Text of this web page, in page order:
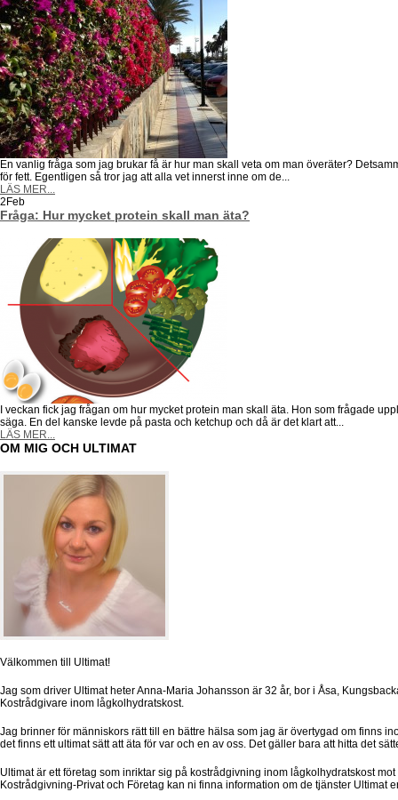
En vanlig fråga som jag brukar få är hur man skall veta om man överäter?
för fett. Egentligen så tror jag att alla vet innerst inne om de...
LÄS MER...
2 Feb
Fråga: Hur mycket protein skall man äta?
I veckan fick jag frågan om hur mycket protein man skall äta. Hon som frågade
säga. En del kanske levde på pasta och ketchup och då är det klart att...
LÄS MER...
OM MIG OCH ULTIMAT
Välkommen till Ultimat!
Jag som driver Ultimat heter Anna-Maria Johansson är 32 år, bor i Åsa,
Kostrådgivare inom lågkolhydratskost.
Jag brinner för människors rätt till en bättre hälsa som jag är övertygad om finns
det finns ett ultimat sätt att äta för var och en av oss. Det gäller bara att hitta det
Ultimat är ett företag som inriktar sig på kostrådgivning inom lågkolhydratskost
Kostrådgivning-Privat och Företag kan ni finna information om de tjänster Ultimat